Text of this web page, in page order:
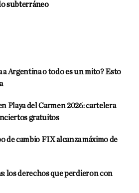
subterráneo
a Argentina o todo es un mito? Esto
Playa del Carmen 2026: cartelera
gratuitos
de cambio FIX alcanza máximo de
los derechos que perdieron con